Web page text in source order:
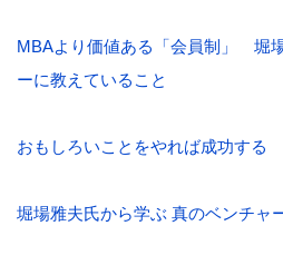
MBAより価値ある「会員制」 堀
ーに教えていること
おもしろいことをやれば成功する
堀場雅夫氏から学ぶ 真のベンチャ